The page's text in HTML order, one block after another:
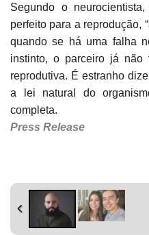
Segundo o
perfeito para a reprodução,
quando se há uma falha
instinto, o parceiro já não
reprodutiva. É estranho
a lei natural do
completa.
Press Release